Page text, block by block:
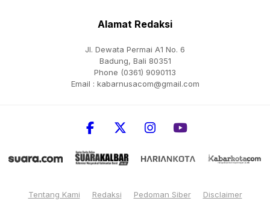
Alamat Redaksi
Jl. Dewata Permai A1 No. 6
Badung, Bali 80351
Phone (0361) 9090113
Email : kabarnusacom@gmail.com
Tentang Kami Redaksi Pedoman Siber Disclaimer